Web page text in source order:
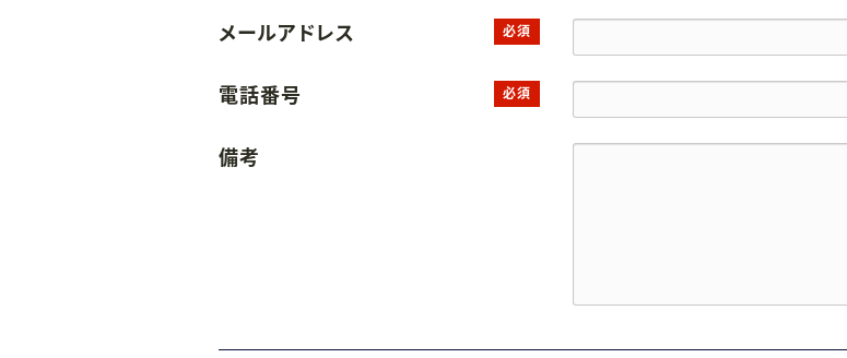
メールアドレス 必須
電話番号 必須
備考